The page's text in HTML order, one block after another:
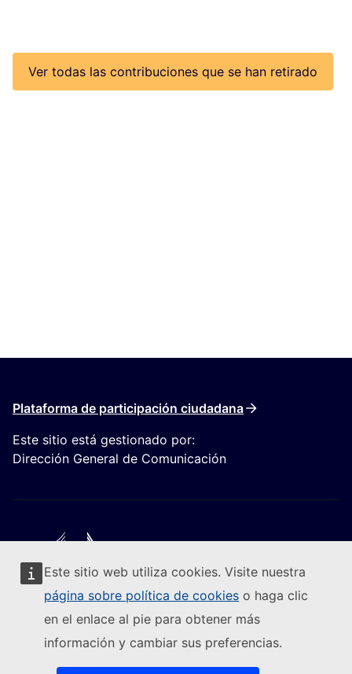
Este sitio web utiliza cookies. Visite nuestra
página sobre política de cookies o haga clic
en el enlace al pie para obtener más
información y cambiar sus preferencias.
Ver todas las contribuciones que se han retirado
Plataforma de participación ciudadana
Este sitio está gestionado por:
Dirección General de Comunicación
Seguir a la Comisión Europea
Contacto(Enlace externo)
Notificar una vulnerabilidad informática(Enlace externo)
Idiomas en nuestros sitios web(Enlace externo)